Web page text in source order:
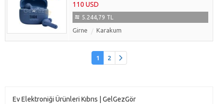
110 USD
5.244,79 TL
Girne Karakum
1 2
Ev Elektroniği Ürünleri Kıbrıs | GelGezGör